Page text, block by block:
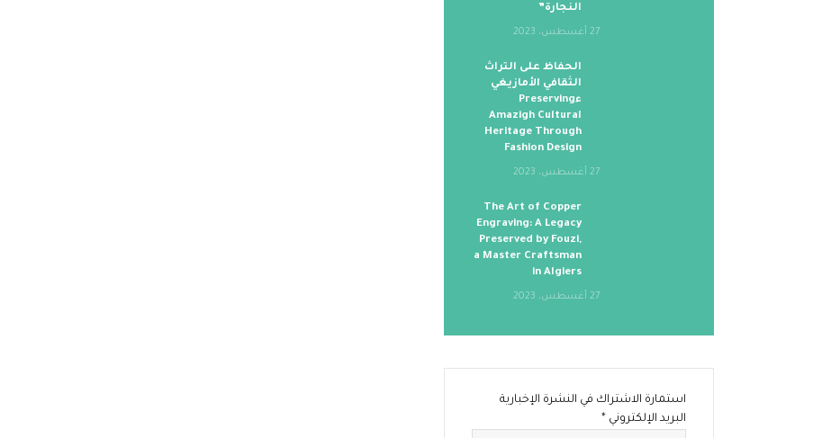
النجارة”
27 أغسطس، 2023
الحفاظ على التراث
الثقافي الأمازيغي
ءPreserving
Amazigh Cultural
Heritage Through
Fashion Design
27 أغسطس، 2023
The Art of Copper
Engraving: A Legacy
Preserved by Fouzi,
a Master Craftsman
in Algiers
27 أغسطس، 2023
استمارة الاشتراك في النشرة الإخبارية
البريد الإلكتروني *